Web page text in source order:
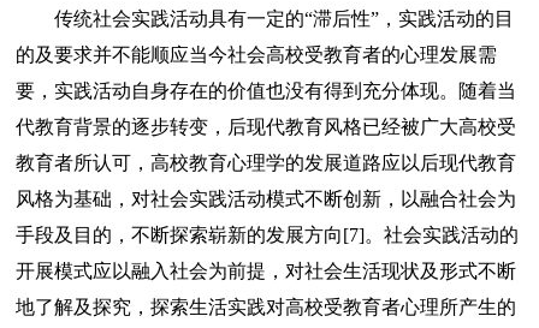
传统社会实践活动具有一定的“滞后性”，实践活动的目
的及要求并不能顺应当今社会高校受教育者的心理发展需
要，实践活动自身存在的价值也没有得到充分体现。随着当
代教育背景的逐步转变，后现代教育风格已经被广大高校受
教育者所认可，高校教育心理学的发展道路应以后现代教育
风格为基础，对社会实践活动模式不断创新，以融合社会为
手段及目的，不断探索崭新的发展方向[7]。社会实践活动的
开展模式应以融入社会为前提，对社会生活现状及形式不断
地了解及探究，探索生活实践对高校受教育者心理所产生的